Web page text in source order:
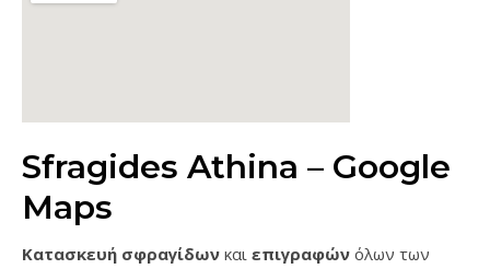
Sfragides Athina – Google
Maps
Κατασκευή σφραγίδων και επιγραφών όλων των